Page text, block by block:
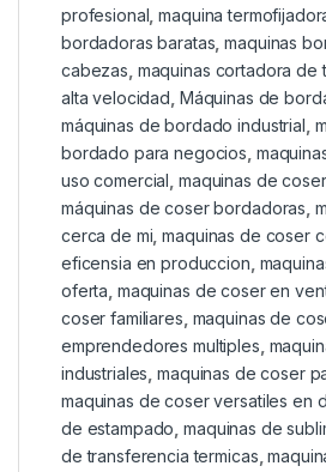
profesional ,maquina
bordadoras baratas ,maquinas
cabezas maquinas cortadora de
alta velocidad Máquinas de
máquinas de bordado industrial
bordado para negocios
uso comercial maquinas de
máquinas de coser bordadoras
cerca de mi ,maquinas de coser
eficensia en produccion
oferta maquinas de coser en
coser familiares maquinas de
emprendedores multiples
industriales ,maquinas de coser
maquinas de coser versatiles en
de estampado ,maquinas de
de transferencia termicas ,